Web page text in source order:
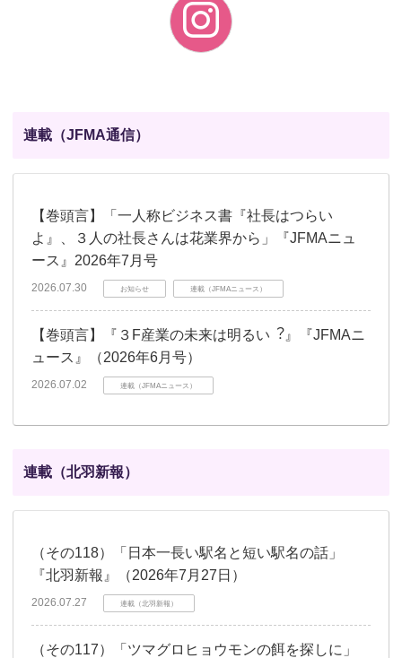
連載（JFMA通信）
【巻頭言】「一人称ビジネス書『社長はつらい
よ』、３人の社長さんは花業界から」『JFMAニュ
ース』2026年7月号
2026.07.30 お知らせ 連載（JFMAニュース）
【巻頭言】『３F産業の未来は明るい︖』『JFMAニ
ュース』（2026年6月号）
2026.07.02 連載（JFMAニュース）
連載（北羽新報）
（その118）「日本一長い駅名と短い駅名の話」
『北羽新報』（2026年7月27日）
2026.07.27 連載（北羽新報）
（その117）「ツマグロヒョウモンの餌を探しに」